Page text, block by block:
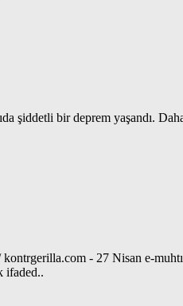
şiddetli bir deprem yaşandı.
- 27 Nisan e-
ifaded..